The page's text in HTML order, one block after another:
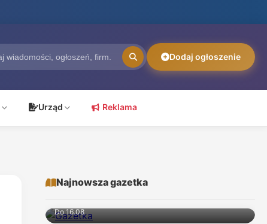
Dodaj ogłoszenie
Urząd Reklama
Najnowsza gazetka
Do 16.08